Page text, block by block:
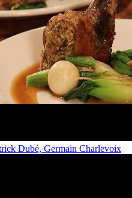
Dubé, Germain Charlevoix